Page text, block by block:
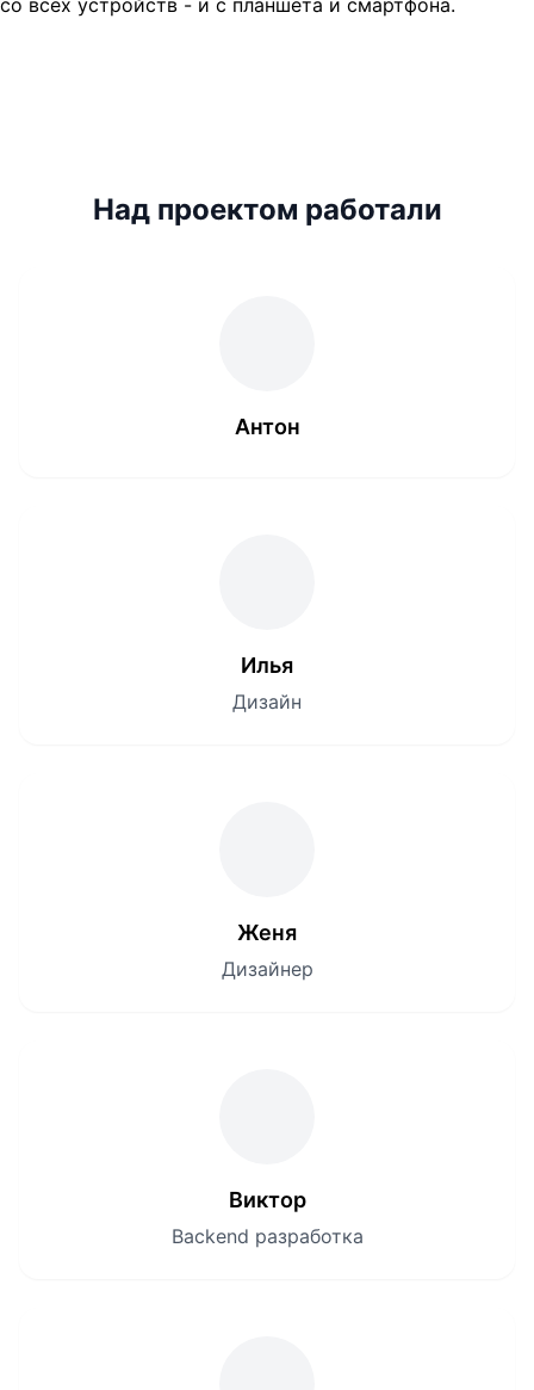
со всех устройств - и с планшета и смартфона.
Над проектом работали
Антон
Илья
Дизайн
Женя
Дизайнер
Виктор
Backend разработка